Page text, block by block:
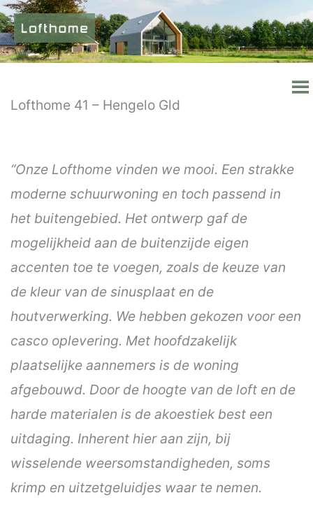
Ga
naar
de
Lofthome 41 – Hengelo Gld
“Onze Lofthome vinden we mooi. Een strakke
moderne schuurwoning en toch passend in
het buitengebied. Het ontwerp gaf de
mogelijkheid aan de buitenzijde eigen
accenten toe te voegen, zoals de keuze van
de kleur van de sinusplaat en de
houtverwerking. We hebben gekozen voor een
casco oplevering. Met hoofdzakelijk
plaatselijke aannemers is de woning
afgebouwd. Door de hoogte van de loft en de
harde materialen is de akoestiek best een
uitdaging. Inherent hier aan zijn, bij
wisselende weersomstandigheden, soms
krimp en uitzetgeluidjes waar te nemen.